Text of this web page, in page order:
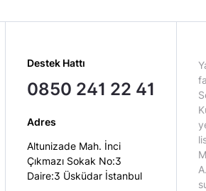
Destek Hattı
0850 241 22 41
Adres
Altunizade Mah. İnci
Çıkmazı Sokak No:3
Daire:3 Üsküdar İstanbul